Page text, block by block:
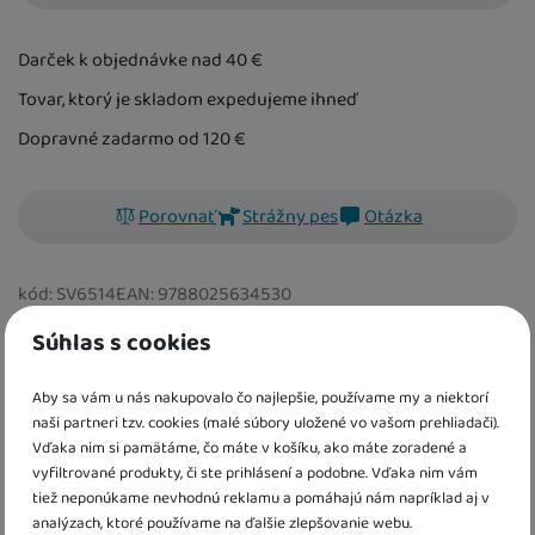
Súhlas s cookies
Aby sa vám u nás nakupovalo čo najlepšie, používame my a niektorí
naši partneri tzv. cookies (malé súbory uložené vo vašom prehliadači).
Vďaka nim si pamätáme, čo máte v košíku, ako máte zoradené a
vyfiltrované produkty, či ste prihlásení a podobne. Vďaka nim vám
tiež neponúkame nevhodnú reklamu a pomáhajú nám napríklad aj v
analýzach, ktoré používame na ďalšie zlepšovanie webu.
kód: SV6514EAN: 9788025634530
Vykopni loptu a potrénuj si zábavu v tejto prekrásnej knižke
plnej aktivít! Kresli, vyfarbuj, dopĺňaj a nalepuj samolepky k
aktivitám na každej stránke.
Darček k objednávke nad 40€
Tovar, ktorý je skladom expedujeme ihneď
Dopravné zadarmo od 120€
Porovnať Strážny pes Otázka
Informácie o produkte